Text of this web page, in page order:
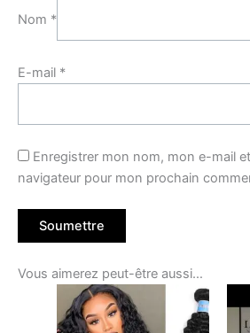
Nom *
E-mail *
Enregistrer mon nom, mon e-mail
navigateur pour mon prochain
Vous aimerez peut-être aussi…